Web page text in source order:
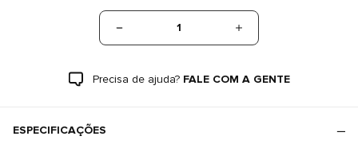
1
Precisa de ajuda? FALE COM A GENTE
ESPECIFICAÇÕES